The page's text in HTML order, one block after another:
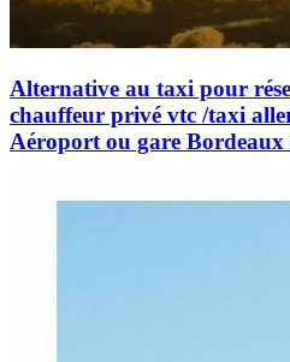
Alternative au taxi pour
chauffeur privé vtc /taxi
Aéroport ou gare Bordeaux